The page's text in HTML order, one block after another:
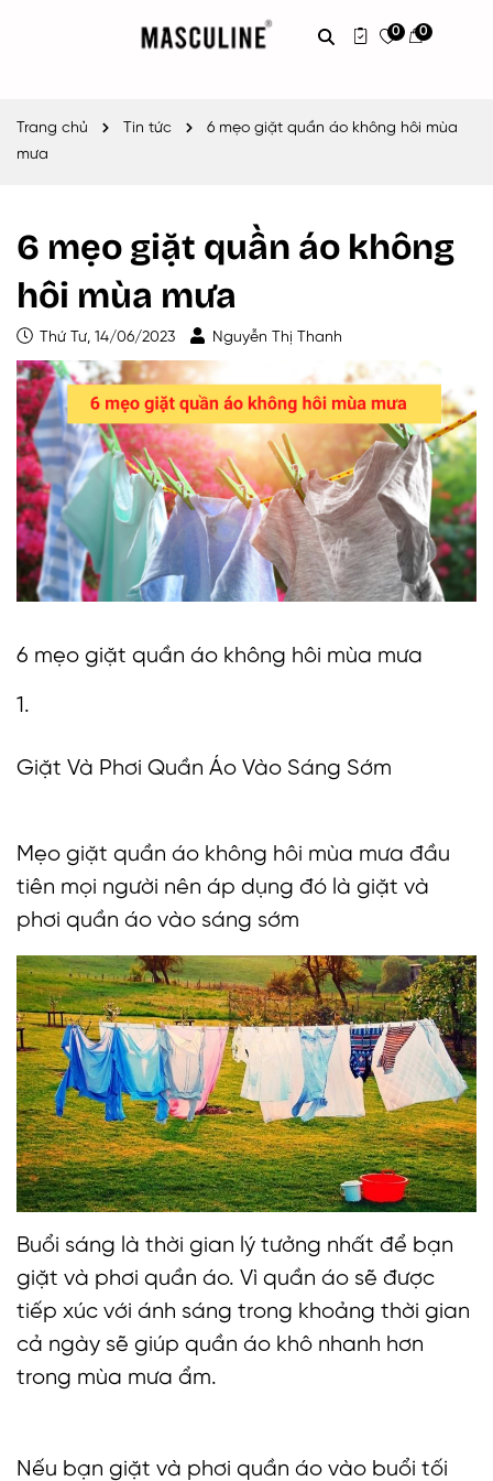
0 0
Trang chủ Tin tức
6 mẹo giặt quần áo không hôi mùa
mưa
6 mẹo giặt quần áo không
hôi mùa mưa
Thứ Tư, 14/06/2023 Nguyễn Thị Thanh
6 mẹo giặt quần áo không hôi mùa mưa
1.
Giặt Và Phơi Quần Áo Vào Sáng Sớm
Mẹo giặt quần áo không hôi mùa mưa đầu
tiên mọi người nên áp dụng đó là giặt và
phơi quần áo vào sáng sớm
Buổi sáng là thời gian lý tưởng nhất để bạn
giặt và phơi quần áo. Vì quần áo sẽ được
tiếp xúc với ánh sáng trong khoảng thời gian
cả ngày sẽ giúp quần áo khô nhanh hơn
trong mùa mưa ẩm.
Nếu bạn giặt và phơi quần áo vào buổi tối